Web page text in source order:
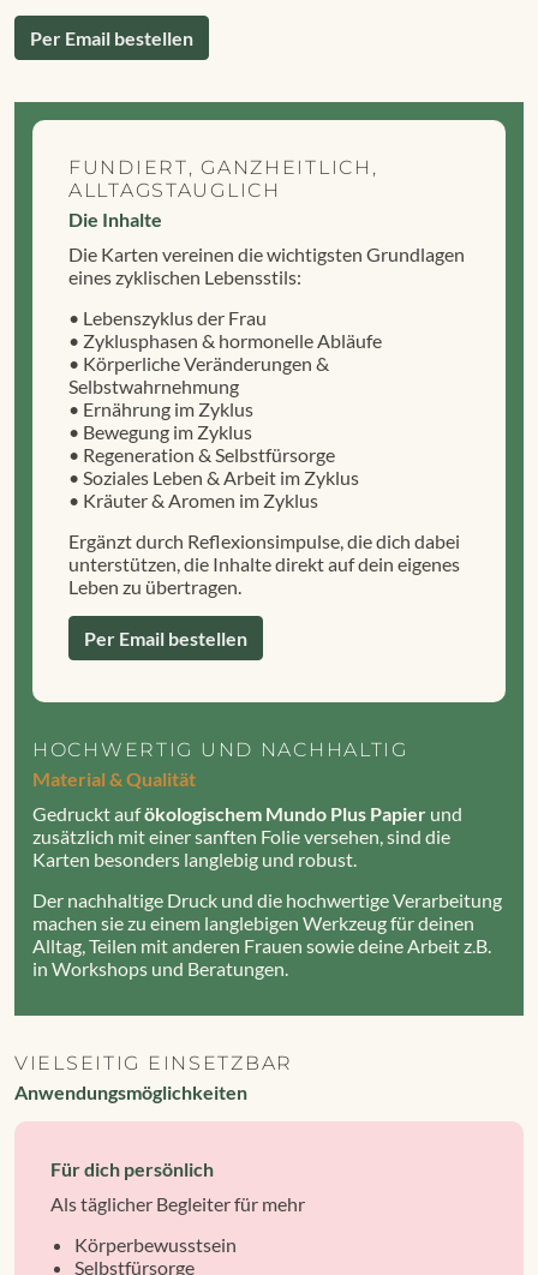
Per Email bestellen
FUNDIERT, GANZHEITLICH,
ALLTAGSTAUGLICH
Die Inhalte
Die Karten vereinen die wichtigsten Grundlagen
eines zyklischen Lebensstils:
• Lebenszyklus der Frau
• Zyklusphasen & hormonelle Abläufe
• Körperliche Veränderungen &
Selbstwahrnehmung
• Ernährung im Zyklus
• Bewegung im Zyklus
• Regeneration & Selbstfürsorge
• Soziales Leben & Arbeit im Zyklus
• Kräuter & Aromen im Zyklus
Ergänzt durch Reflexionsimpulse, die dich dabei
unterstützen, die Inhalte direkt auf dein eigenes
Leben zu übertragen.
Per Email bestellen
HOCHWERTIG UND NACHHALTIG
Material & Qualität
Gedruckt aufökologischem Mundo Plus Papier und
zusätzlich mit einer sanften Folie versehen, sind die
Karten besonders langlebig und robust.
Der nachhaltige Druck und die hochwertige Verarbeitung
machen sie zu einem langlebigen Werkzeug für deinen
Alltag, Teilen mit anderen Frauen sowie deine Arbeit z.B.
in Workshops und Beratungen.
VIELSEITIG EINSETZBAR
Anwendungsmöglichkeiten
Für dich persönlich
Als täglicher Begleiter für mehr
Körperbewusstsein
Selbstfürsorge